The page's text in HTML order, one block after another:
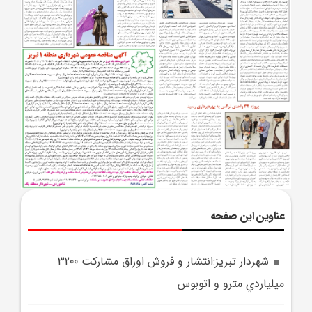
عناوین این صفحه
شهردار تبريز:انتشار و فروش اوراق مشارکت 3200
ميلياردي مترو و اتوبوس